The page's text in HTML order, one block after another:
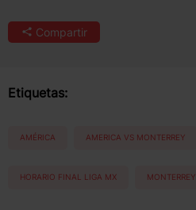
Compartir
Etiquetas:
AMÉRICA AMERICA VS MONTERREY
HORARIO FINAL LIGA MX MONTERREY